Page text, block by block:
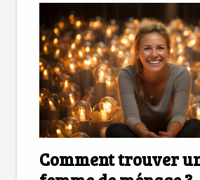
Comment trouver